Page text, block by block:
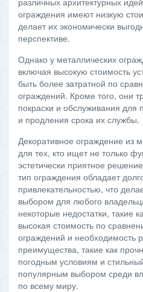
ограждения имеют низкую
делает их экономически
перспективе.
Однако у металлических
включая высокую стоимость
быть более затратной по
ограждений. Кроме того, они
покраски и обслуживания для
и продления срока их службы.
Декоративное ограждение из
для тех, кто ищет не только
эстетически приятное
тип ограждения обладает
привлекательностью, что
выбором для любого
некоторые недостатки, такие
высокая стоимость по
ограждений и необходимость
преимущества, такие как
погодным условиям и
популярным выбором среди
по всему миру.